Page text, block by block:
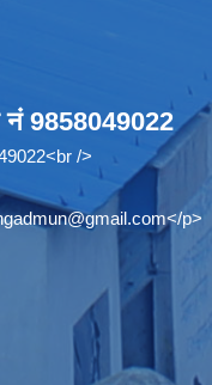
नं 9858049022
/>
</p>